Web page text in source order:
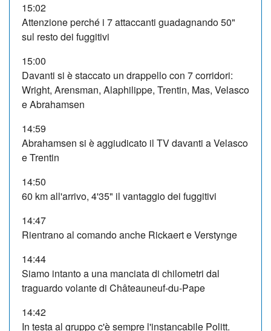
15:02
Attenzione perché i 7 attaccanti guadagnando 50"
sul resto dei fuggitivi
15:00
Davanti si è staccato un drappello con 7 corridori:
Wright, Arensman, Alaphilippe, Trentin, Mas, Velasco
e Abrahamsen
14:59
Abrahamsen si è aggiudicato il TV davanti a Velasco
e Trentin
14:50
60 km all'arrivo, 4'35" il vantaggio dei fuggitivi
14:47
Rientrano al comando anche Rickaert e Verstynge
14:44
Siamo intanto a una manciata di chilometri dal
traguardo volante di Châteauneuf-du-Pape
14:42
In testa al gruppo c'è sempre l'instancabile Politt.